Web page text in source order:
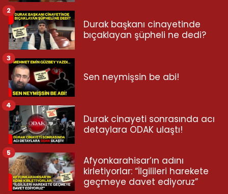
Durak başkanı cinayetinde
bıçaklayan şüpheli ne dedi?
2
Sen neymişsin be abi!
3
Durak cinayeti sonrasında acı
detaylara ODAK ulaştı!
4
Afyonkarahisar’ın adını
kirletiyorlar: “İlgilileri harekete
geçmeye davet ediyoruz”
5